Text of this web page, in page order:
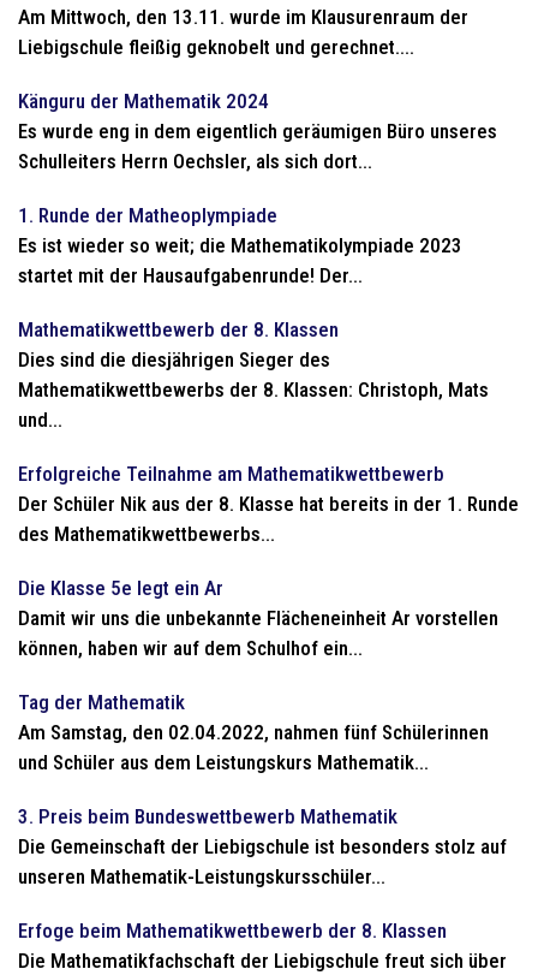
Am Mittwoch, den 13.11. wurde im Klausurenraum der
Liebigschule fleißig geknobelt und gerechnet....
Känguru der Mathematik 2024
Es wurde eng in dem eigentlich geräumigen Büro unseres
Schulleiters Herrn Oechsler, als sich dort...
1. Runde der Matheoplympiade
Es ist wieder so weit; die Mathematikolympiade 2023
startet mit der Hausaufgabenrunde! Der...
Mathematikwettbewerb der 8. Klassen
Dies sind die diesjährigen Sieger des
Mathematikwettbewerbs der 8. Klassen: Christoph, Mats
und...
Erfolgreiche Teilnahme am Mathematikwettbewerb
Der Schüler Nik aus der 8. Klasse hat bereits in der 1. Runde
des Mathematikwettbewerbs...
Die Klasse 5e legt ein Ar
Damit wir uns die unbekannte Flächeneinheit Ar vorstellen
können, haben wir auf dem Schulhof ein...
Tag der Mathematik
Am Samstag, den 02.04.2022, nahmen fünf Schülerinnen
und Schüler aus dem Leistungskurs Mathematik...
3. Preis beim Bundeswettbewerb Mathematik
Die Gemeinschaft der Liebigschule ist besonders stolz auf
unseren Mathematik-Leistungskursschüler...
Erfoge beim Mathematikwettbewerb der 8. Klassen
Die Mathematikfachschaft der Liebigschule freut sich über